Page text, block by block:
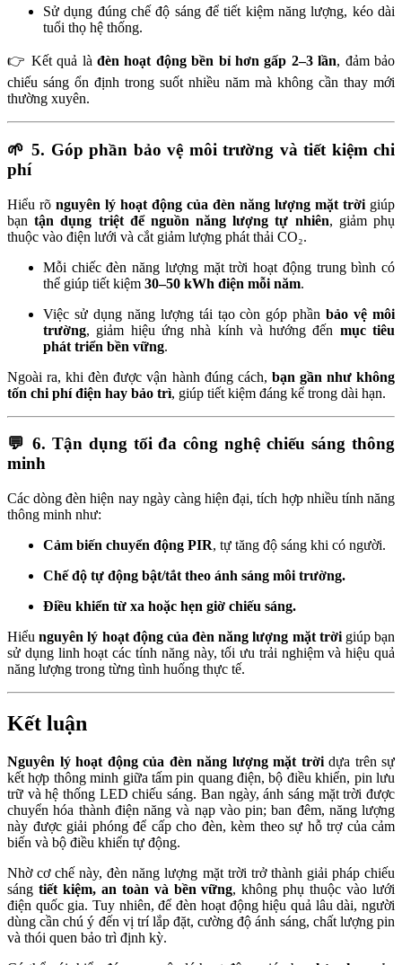
Sử dụng đúng chế độ sáng để tiết kiệm năng lượng, kéo dài
tuổi thọ hệ thống.
👉 Kết quả là đèn hoạt động bền bỉ hơn gấp 2–3 lần, đảm bảo
chiếu sáng ổn định trong suốt nhiều năm mà không cần thay mới
thường xuyên.
🌱 5. Góp phần bảo vệ môi trường và tiết kiệm chi
phí
Hiểu rõ nguyên lý hoạt động của đèn năng lượng mặt trời giúp
bạntận dụng triệt để nguồn năng lượng tự nhiên, giảm phụ
thuộc vào điện lưới và cắt giảm lượng phát thải CO₂.
Mỗi chiếc đèn năng lượng mặt trời hoạt động trung bình có
thể giúp tiết kiệm 30–50 kWh điện mỗi năm.
Việc sử dụng năng lượng tái tạo còn góp phầnbảo vệ môi
trường, giảm hiệu ứng nhà kính và hướng đến mục tiêu
phát triển bền vững.
Ngoài ra, khi đèn được vận hành đúng cách, bạn gần như không
tốn chi phí điện hay bảo trì, giúp tiết kiệm đáng kể trong dài hạn.
💬 6. Tận dụng tối đa công nghệ chiếu sáng thông
minh
Các dòng đèn hiện nay ngày càng hiện đại, tích hợp nhiều tính năng
thông minh như:
Cảm biến chuyển động PIR, tự tăng độ sáng khi có người.
Chế độ tự động bật/tắt theo ánh sáng môi trường.
Điều khiển từ xa hoặc hẹn giờ chiếu sáng.
Hiểunguyên lý hoạt động của đèn năng lượng mặt trờigiúp bạn
sử dụng linh hoạt các tính năng này, tối ưu trải nghiệm và hiệu quả
năng lượng trong từng tình huống thực tế.
Kết luận
Nguyên lý hoạt động của đèn năng lượng mặt trờidựa trên sự
kết hợp thông minh giữa tấm pin quang điện, bộ điều khiển, pin lưu
trữ và hệ thống LED chiếu sáng. Ban ngày, ánh sáng mặt trời được
chuyển hóa thành điện năng và nạp vào pin; ban đêm, năng lượng
này được giải phóng để cấp cho đèn, kèm theo sự hỗ trợ của cảm
biến và bộ điều khiển tự động.
Nhờ cơ chế này, đèn năng lượng mặt trời trở thành giải pháp chiếu
sáng tiết kiệm, an toàn và bền vững, không phụ thuộc vào lưới
điện quốc gia. Tuy nhiên, để đèn hoạt động hiệu quả lâu dài, người
dùng cần chú ý đến vị trí lắp đặt, cường độ ánh sáng, chất lượng pin
và thói quen bảo trì định kỳ.